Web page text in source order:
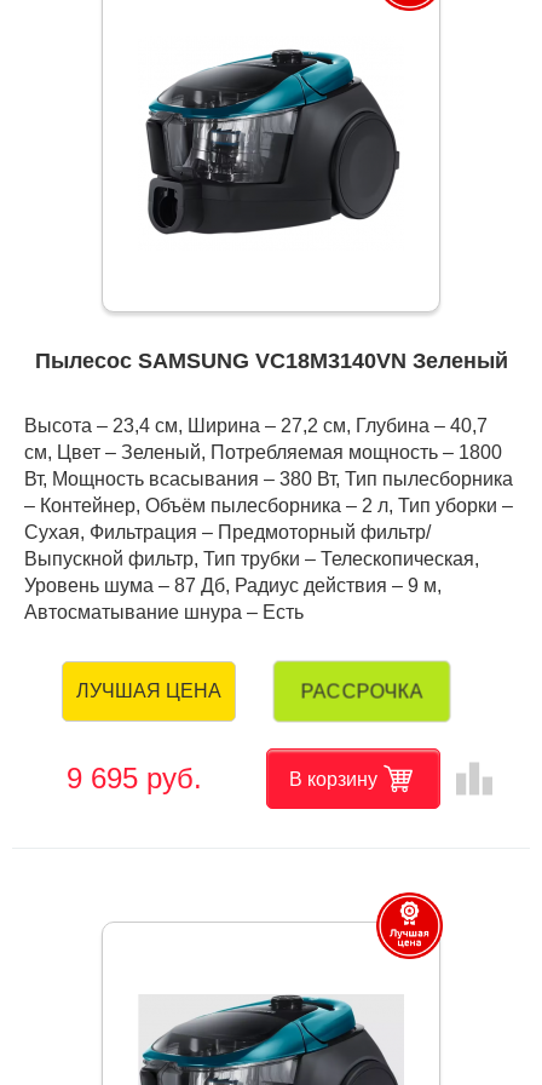
Пылесос SAMSUNG VC18M3140VN Зеленый
Высота – 23,4 см, Ширина – 27,2 см, Глубина – 40,7
см, Цвет – Зеленый, Потребляемая мощность – 1800
Вт, Мощность всасывания – 380 Вт, Тип пылесборника
– Контейнер, Объём пылесборника – 2 л, Тип уборки –
Сухая, Фильтрация – Предмоторный фильтр/
Выпускной фильтр, Тип трубки – Телескопическая,
Уровень шума – 87 Дб, Радиус действия – 9 м,
Автосматывание шнура – Есть
ЛУЧШАЯ ЦЕНА РАССРОЧКА
9 695 руб. В корзину leaderboard